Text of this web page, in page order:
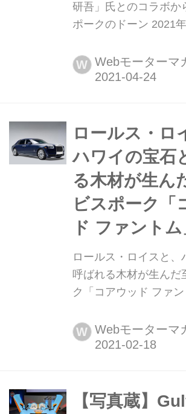
研吾」氏とのコラボか
ポークのドーン 2021
装なった国立競技場の
世界を代表する建築家
W Webモーターマ
ロールス・ロ
ハワイの宝石
る木材が生ん
ビスポーク「
ド ファントム
ロールス・ロイスと、
呼ばれる木材が生んだ
ク「コアウッド ファ
とロールス・ロイスの
ァントム」とのコラボ
W Webモーターマ
【写真蔵】